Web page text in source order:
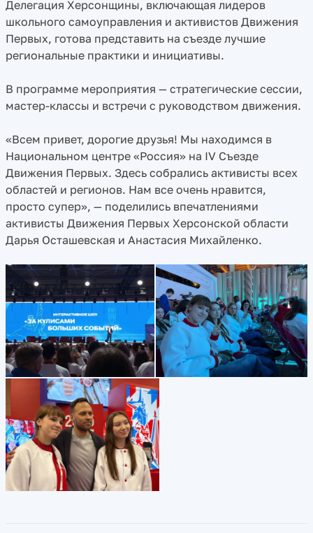
Делегация Херсонщины, включающая лидеров
школьного самоуправления и активистов Движения
Первых, готова представить на съезде лучшие
региональные практики и инициативы.
В программе мероприятия — стратегические сессии,
мастер-классы и встречи с руководством движения.
«Всем привет, дорогие друзья! Мы находимся в
Национальном центре «Россия» на IV Съезде
Движения Первых. Здесь собрались активисты всех
областей и регионов. Нам все очень нравится,
просто супер», — поделились впечатлениями
активисты Движения Первых Херсонской области
Дарья Осташевская и Анастасия Михайленко.